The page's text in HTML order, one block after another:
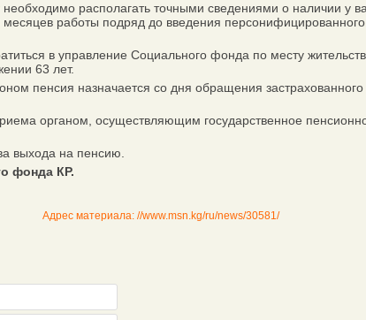
располагать точными сведениями о наличии у
работы подряд до введения
в управление Социального фонда по месту
63 лет.
пенсия назначается со дня обращения
органом, осуществляющим государственное
выхода на пенсию.
фонда КР.
Адрес материала: //www.msn.kg/ru/news/30581/